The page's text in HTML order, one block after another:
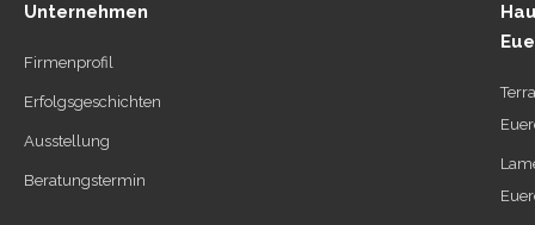
Unternehmen
Firmenprofil
Erfolgsgeschichten
Ausstellung
Beratungstermin